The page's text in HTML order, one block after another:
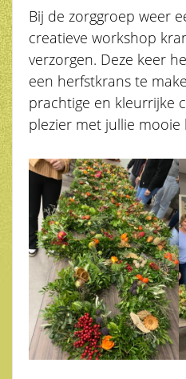
Bij de zorggroep weer
creatieve workshop
verzorgen. Deze keer
een herfstkrans te
prachtige en kleurrijke
plezier met jullie mooie